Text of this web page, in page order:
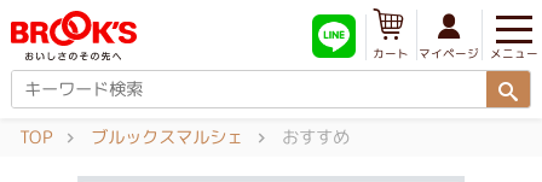
メニュー
マイページ
カート
TOP ブルックスマルシェ おすすめ